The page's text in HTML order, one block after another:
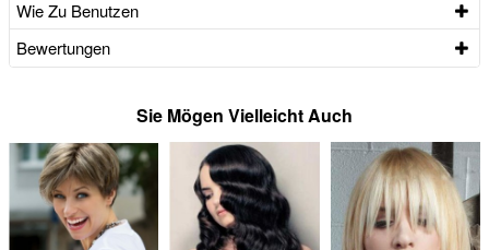
Wie Zu Benutzen
Bewertungen
Sie Mögen Vielleicht Auch